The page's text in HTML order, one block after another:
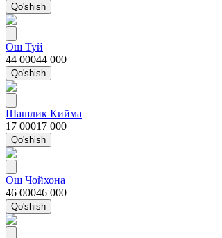
Qo'shish
Ош Туй
44 00044 000
Qo'shish
Шашлик Кийма
17 00017 000
Qo'shish
Ош Чойхона
46 00046 000
Qo'shish